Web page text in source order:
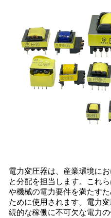
電力変圧器は、産業環境に
と分配を担当します。これ
や機械の電力要件を満たす
ために使用されます。電力
続的な稼働に不可欠な電力